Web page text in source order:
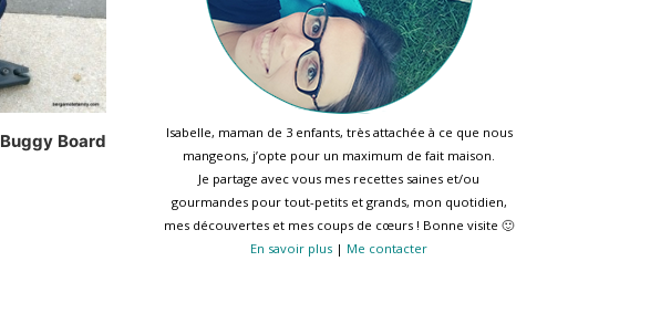
Buggy Board
Isabelle, maman de 3 enfants, très attachée à ce que nous
mangeons, j’opte pour un maximum de fait maison.
Je partage avec vous mes recettes saines et/ou
gourmandes pour tout-petits et grands, mon quotidien,
mes découvertes et mes coups de cœurs ! Bonne visite 🙂
En savoir plus | Me contacter